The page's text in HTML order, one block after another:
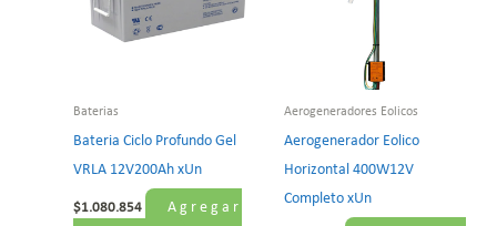
Baterias
Bateria Ciclo Profundo Gel
VRLA 12V200Ah xUn
$1.080.854
Agregar
Aerogeneradores Eolicos
Aerogenerador Eolico
Horizontal 400W12V
Completo xUn